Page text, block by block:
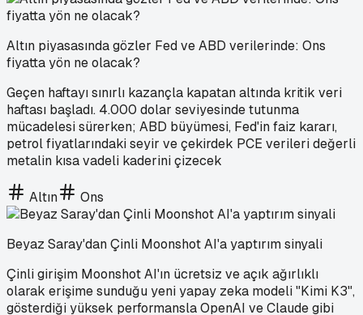
Altın piyasasında gözler Fed ve ABD verilerinde: Ons
fiyatta yön ne olacak?
Geçen haftayı sınırlı kazançla kapatan altında kritik veri
haftası başladı. 4.000 dolar seviyesinde tutunma
mücadelesi sürerken; ABD büyümesi, Fed'in faiz kararı,
petrol fiyatlarındaki seyir ve çekirdek PCE verileri değerli
metalin kısa vadeli kaderini çizecek
Altın Ons
Beyaz Saray'dan Çinli Moonshot AI'a yaptırım sinyali
Çinli girişim Moonshot AI'ın ücretsiz ve açık ağırlıklı
olarak erişime sunduğu yeni yapay zeka modeli "Kimi K3",
gösterdiği yüksek performansla OpenAI ve Claude gibi